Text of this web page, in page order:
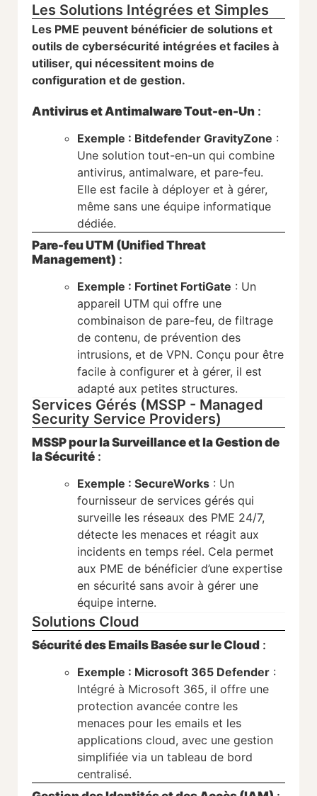
Les Solutions Intégrées et Simples
Les PME peuvent bénéficier de solutions et
outils de cybersécurité intégrées et faciles à
utiliser, qui nécessitent moins de
configuration et de gestion.
Antivirus et Antimalware Tout-en-Un :
Exemple : Bitdefender GravityZone :
Une solution tout-en-un qui combine
antivirus, antimalware, et pare-feu.
Elle est facile à déployer et à gérer,
même sans une équipe informatique
dédiée.
Pare-feu UTM (Unified Threat
Management) :
Exemple : Fortinet FortiGate : Un
appareil UTM qui offre une
combinaison de pare-feu, de filtrage
de contenu, de prévention des
intrusions, et de VPN. Conçu pour être
facile à configurer et à gérer, il est
adapté aux petites structures.
Services Gérés (MSSP - Managed
Security Service Providers)
MSSP pour la Surveillance et la Gestion de
la Sécurité :
Exemple : SecureWorks : Un
fournisseur de services gérés qui
surveille les réseaux des PME 24/7,
détecte les menaces et réagit aux
incidents en temps réel. Cela permet
aux PME de bénéficier d’une expertise
en sécurité sans avoir à gérer une
équipe interne.
Solutions Cloud
Sécurité des Emails Basée sur le Cloud :
Exemple : Microsoft 365 Defender :
Intégré à Microsoft 365, il offre une
protection avancée contre les
menaces pour les emails et les
applications cloud, avec une gestion
simplifiée via un tableau de bord
centralisé.